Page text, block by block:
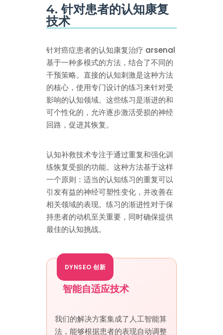
4. 针对患者的认知康复
技术
针对癌症患者的认知康复治疗 arsenal
基于一种多模式的方法，结合了不同的
干预策略。直接的认知刺激是这种方法
的核心，使用专门设计的练习来针对受
影响的认知领域。这些练习是渐进的和
可个性化的，允许逐步激活受损的神经
回路，促进其恢复。
认知补救技术专注于通过重复和强化训
练恢复受损的功能。这种方法基于这样
一个原则：适当的认知练习的重复可以
引发有益的神经可塑性变化，并改善在
相关领域的表现。练习的渐进性对于保
持患者的动机至关重要，同时确保提供
最佳的认知挑战。
DYNSEO 创新
智能自适应技术
我们的解决方案集成了人工智能算
法，能够根据患者的表现自动调整